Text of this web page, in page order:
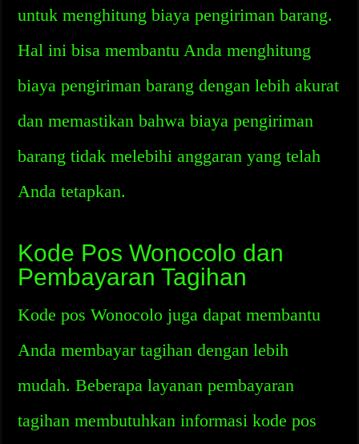
untuk menghitung biaya pengiriman barang.
Hal ini bisa membantu Anda menghitung
biaya pengiriman barang dengan lebih akurat
dan memastikan bahwa biaya pengiriman
barang tidak melebihi anggaran yang telah
Anda tetapkan.
Kode Pos Wonocolo dan
Pembayaran Tagihan
Kode pos Wonocolo juga dapat membantu
Anda membayar tagihan dengan lebih
mudah. Beberapa layanan pembayaran
tagihan membutuhkan informasi kode pos